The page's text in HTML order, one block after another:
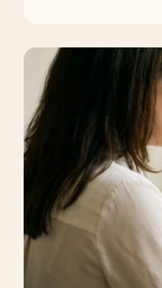
de traitement,
outils pertinents
dans ce paysage